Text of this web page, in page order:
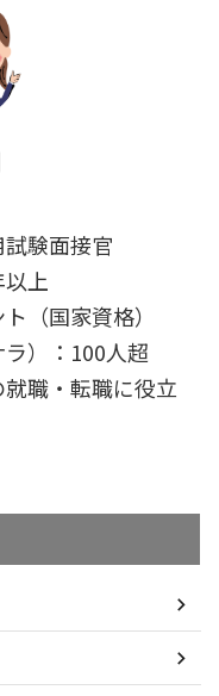
験面接官
上
（国家資格）
）：100人超
職・転職に役立